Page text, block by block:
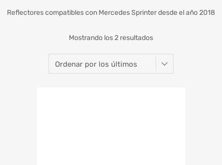
Reflectores compatibles con Mercedes Sprinter desde el año 2018
Mostrando los 2 resultados